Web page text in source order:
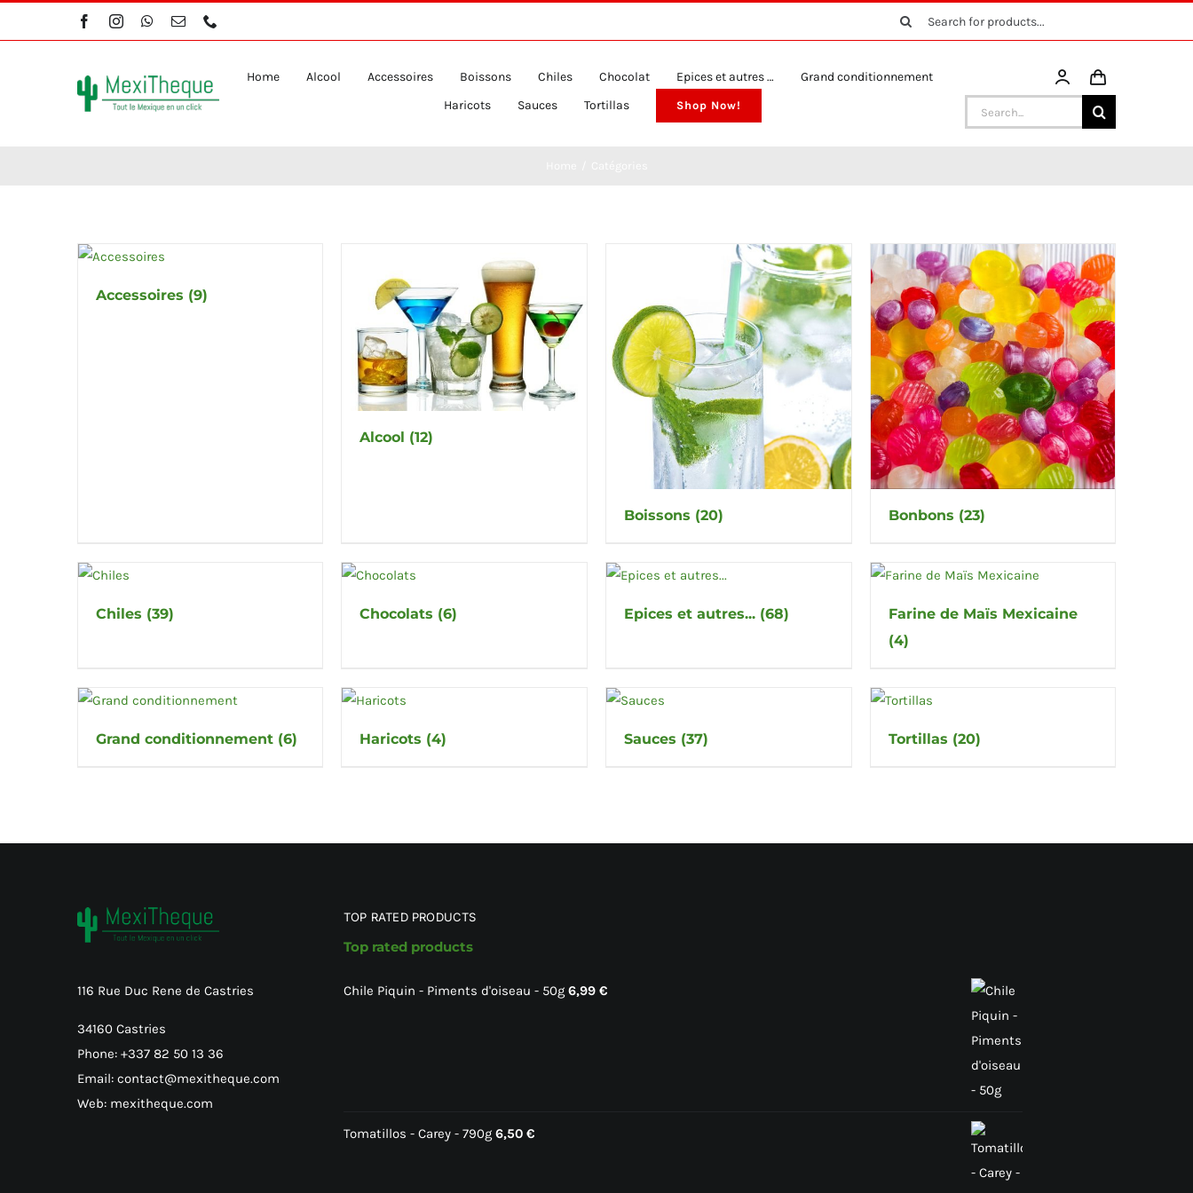
to
Search
for:
Home Alcool Accessoires Boissons Chiles Chocolat Epices et autres …
Grand conditionnement
Haricots
Sauces Tortillas Shop Now!
Search
for:
Accessoires (9)
Alcool (12)
Boissons (20) Bonbons (23)
Chiles (39) Chocolats (6) Epices et autres... (68)
Farine de Maïs Mexicaine
(4)
Grand conditionnement (6) Haricots (4) Sauces (37) Tortillas (20)
116 Rue Duc Rene de Castries
34160 Castries
Phone: +337 82 50 13 36
Email: contact@mexitheque.com
Web: mexitheque.com
TOP RATED PRODUCTS
Top rated products
Chile Piquin - Piments d'oiseau - 50g 6,99 €
Tomatillos - Carey - 790g 6,50 €